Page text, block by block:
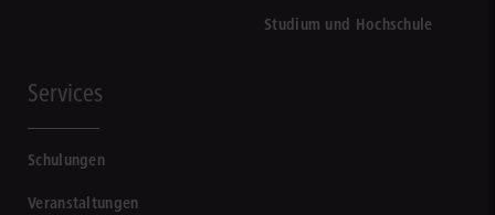
Studium und Hochschule
Services
Schulungen
Veranstaltungen